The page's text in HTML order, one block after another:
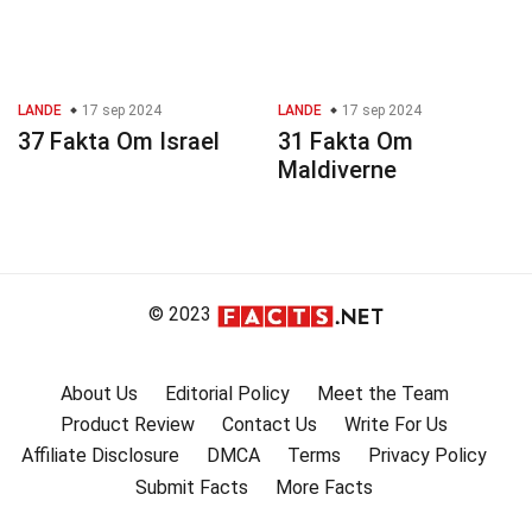
LANDE 17 sep 2024
37 Fakta Om Israel
LANDE 17 sep 2024
31 Fakta Om
Maldiverne
© 2023
About Us Editorial Policy
Meet the Team
Product Review
Contact Us
Write For Us
Affiliate Disclosure
DMCA Terms
Privacy Policy
Submit Facts
More Facts